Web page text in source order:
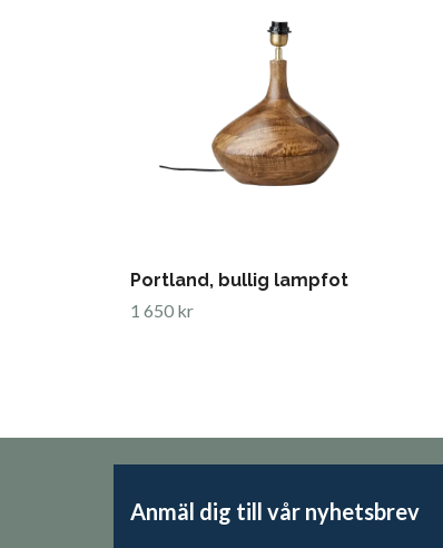
Portland, bullig lampfot
1 650 kr
Anmäl dig till vår nyhetsbrev